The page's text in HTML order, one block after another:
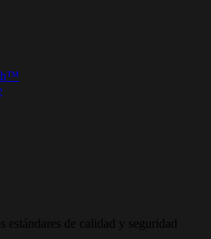
de calidad y seguridad